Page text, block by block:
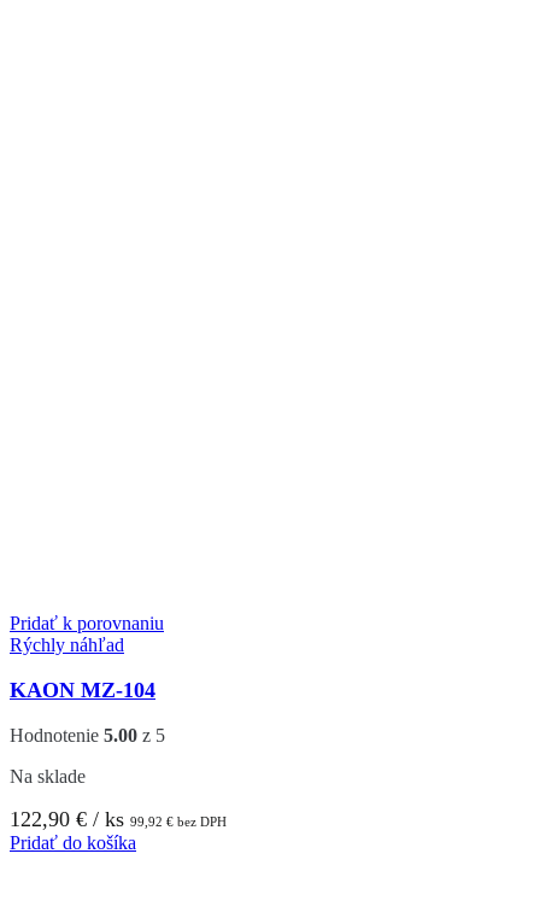
Pridať k porovnaniu
Rýchly náhľad
KAON MZ-104
Hodnotenie 5.00 z 5
Na sklade
122,90 € / ks 99,92 € bez DPH
Pridať do košíka